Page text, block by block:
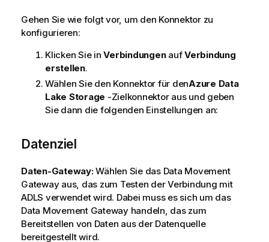
Gehen Sie wie folgt vor, um den Konnektor zu
konfigurieren:
Klicken Sie inVerbindungenaufVerbindung
erstellen.
Wählen Sie den Konnektor für denAzure Data
Lake Storage -Zielkonnektor aus und geben
Sie dann die folgenden Einstellungen an:
Datenziel
Daten-Gateway:Wählen Sie das Data Movement
Gatewayaus, das zum Testen der Verbindung mit
ADLS verwendet wird. Dabei muss es sich um das
Data Movement Gatewayhandeln, das zum
Bereitstellen von Daten aus der Datenquelle
bereitgestellt wird.